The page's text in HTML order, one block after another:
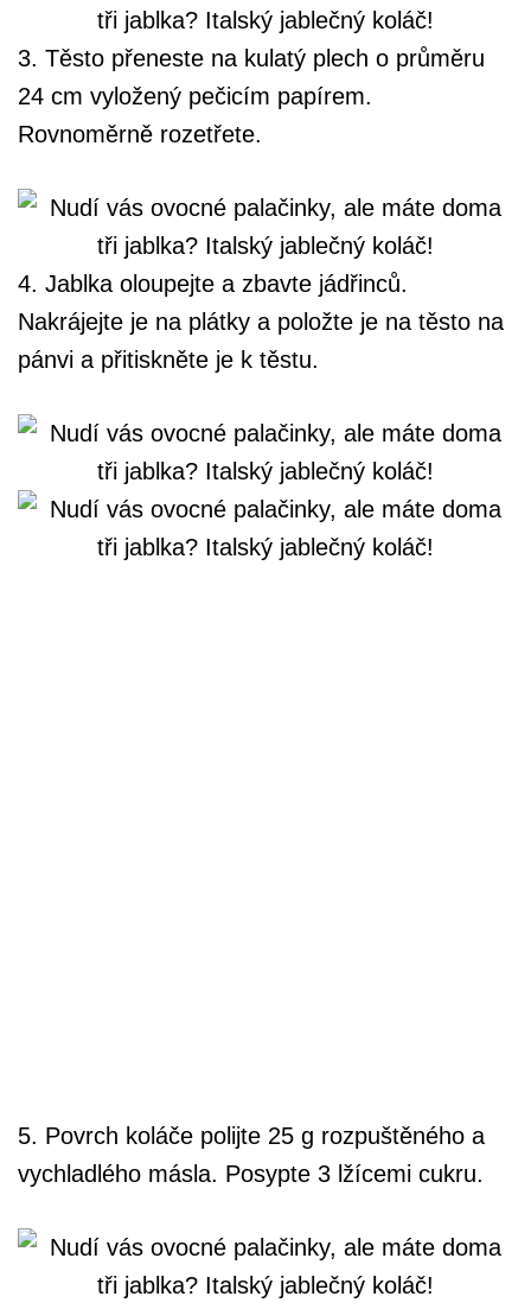
3. Těsto přeneste na kulatý plech o průměru
24 cm vyložený pečicím papírem.
Rovnoměrně rozetřete.
4. Jablka oloupejte a zbavte jádřinců.
Nakrájejte je na plátky a položte je na těsto na
pánvi a přitiskněte je k těstu.
5. Povrch koláče polijte 25 g rozpuštěného a
vychladlého másla. Posypte 3 lžícemi cukru.